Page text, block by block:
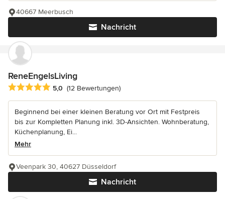
Nachricht
40667 Meerbusch
ReneEngelsLiving
Durchschnittliche Bewertung: 5 von 5 Sternen
5,0 (12 Bewertungen)
Beginnend bei einer kleinen Beratung vor Ort mit Festpreis
bis zur Kompletten Planung inkl. 3D-Ansichten. Wohnberatung,
Küchenplanung, Ei...
Mehr
Nachricht
Veenpark 30, 40627 Düsseldorf